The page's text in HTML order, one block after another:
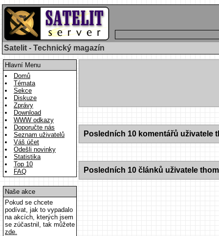
Satelit - Technický magazín
Hlavní Menu
Domů
Témata
Sekce
Diskuze
Zprávy
Download
WWW odkazy
Doporučte nás
Seznam uživatelů
Váš účet
Odešli novinky
Statistika
Top 10
FAQ
Naše akce
Pokud se chcete
podívat, jak to vypadalo
na akcích, kterých jsem
se zúčastnil, tak můžete
zde.
Posledních 10 komentářů uživatele
Posledních 10 článků uživatele